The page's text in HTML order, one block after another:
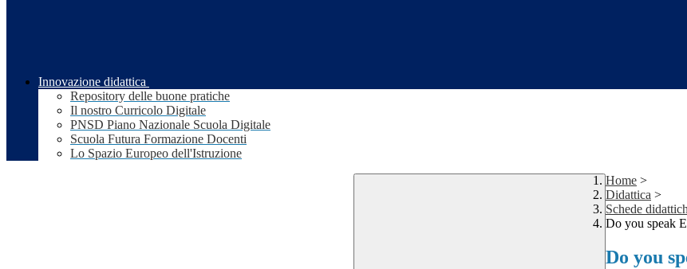
Innovazione didattica
Repository delle buone pratiche
Il nostro Curricolo Digitale
PNSD Piano Nazionale Scuola Digitale
Scuola Futura Formazione Docenti
Lo Spazio Europeo dell'Istruzione
Home >
Didattica >
Schede
Do you speak
Do you